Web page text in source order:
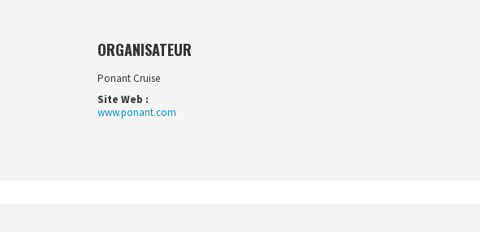
ORGANISATEUR
Ponant Cruise
Site Web :
www.ponant.com